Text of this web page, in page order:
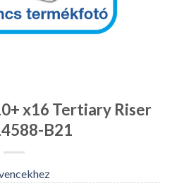
x16 Tertiary Riser
B21